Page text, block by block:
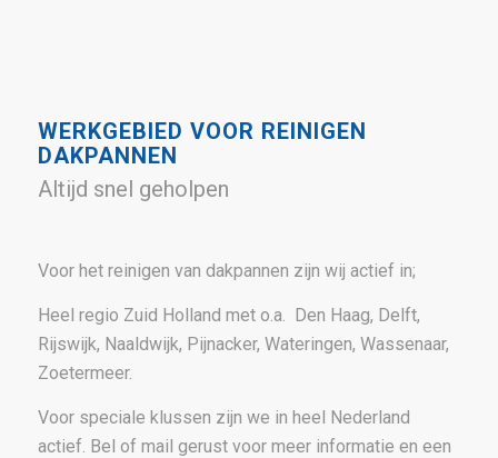
WERKGEBIED VOOR REINIGEN
DAKPANNEN
Altijd snel geholpen
Voor het reinigen van dakpannen zijn wij actief in;
Heel regio Zuid Holland met o.a. Den Haag, Delft,
Rijswijk, Naaldwijk, Pijnacker, Wateringen, Wassenaar,
Zoetermeer.
Voor speciale klussen zijn we in heel Nederland
actief. Bel of mail gerust voor meer informatie en een